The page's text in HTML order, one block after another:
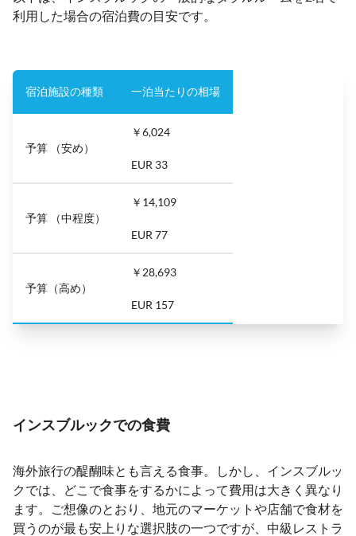
利用した場合の宿泊費の目安です。
宿泊施設の種類 一泊当たりの相場
予算 （安め）
￥6,024
EUR 33
予算 （中程度）
￥14,109
EUR 77
予算（高め）
￥28,693
EUR 157
インスブルックでの食費
海外旅行の醍醐味とも言える食事。しかし、インスブルッ
クでは、どこで食事をするかによって費用は大きく異なり
ます。ご想像のとおり、地元のマーケットや店舗で食材を
買うのが最も安上りな選択肢の一つですが、中級レストラ